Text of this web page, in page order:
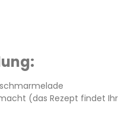
(das Rezept findet